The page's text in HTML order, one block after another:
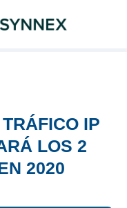
IP
LOS 2
2020